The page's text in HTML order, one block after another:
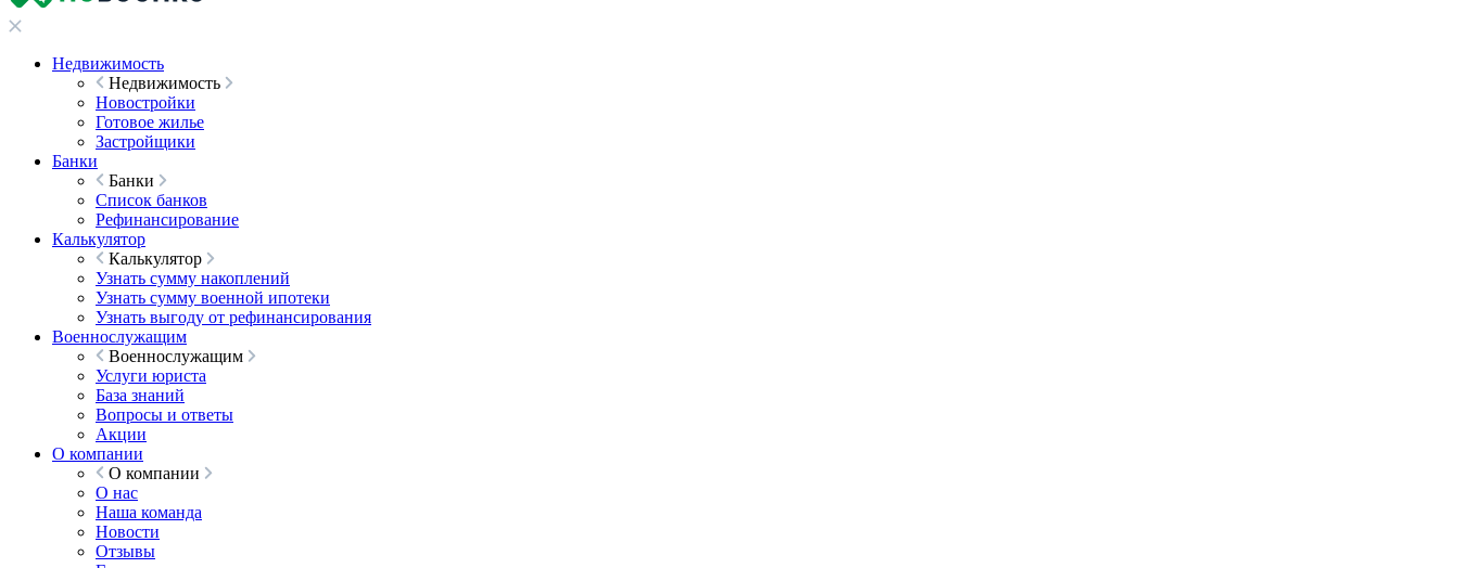
Недвижимость
Недвижимость
Новостройки
Готовое жилье
Застройщики
Банки
Банки
Список банков
Рефинансирование
Калькулятор
Калькулятор
Узнать сумму накоплений
Узнать сумму военной ипотеки
Узнать выгоду от рефинансирования
Военнослужащим
Военнослужащим
Услуги юриста
База знаний
Вопросы и ответы
Акции
О компании
О компании
О нас
Наша команда
Новости
Отзывы